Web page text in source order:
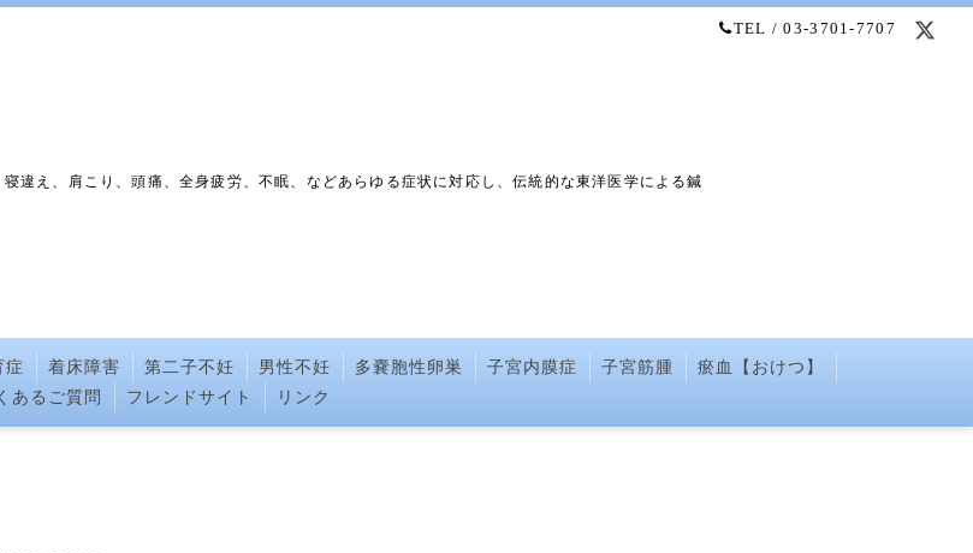
TEL / 03-3701-7707
違え、肩こり、頭痛、全身疲労、不眠、などあらゆる症状に対応し、伝統的な東洋医学による鍼
症 着床障害 第二子不妊 男性不妊 多嚢胞性卵巣 子宮内膜症 子宮筋腫
瘀血【おけつ】
あるご質問 フレンドサイト リンク